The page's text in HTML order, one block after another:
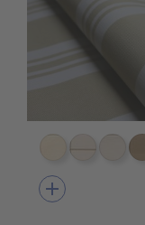
DD4010
add